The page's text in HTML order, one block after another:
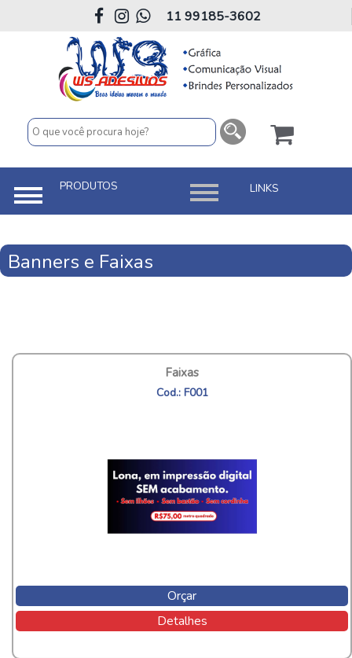
11 99185-3602
Banners e Faixas
Faixas
Cod.: F001
Orçar
Detalhes